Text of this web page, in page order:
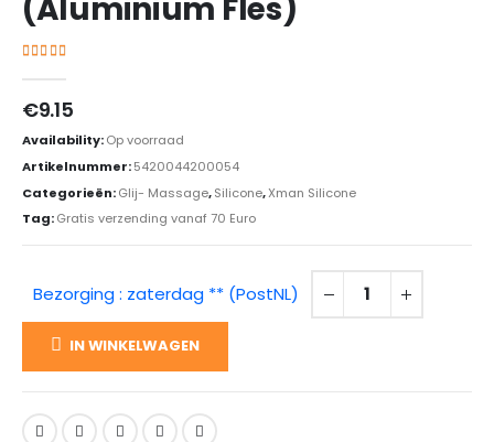
(Aluminium Fles)
€9.15
Availability:Op voorraad
Artikelnummer:5420044200054
Categorieën:Glij- Massage,Silicone,Xman Silicone
Tag:Gratis verzending vanaf 70 Euro
Bezorging : zaterdag ** (PostNL)
IN WINKELWAGEN